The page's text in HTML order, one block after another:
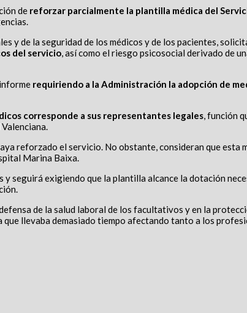
de reforzar parcialmente la plantilla médica del
y de la seguridad de los médicos y de los pacientes,
del servicio, así como el riesgo psicosocial derivado de
requiriendo a la Administración la adopción de
corresponde a sus representantes legales, función
reforzado el servicio. No obstante, consideran que esta
Marina Baixa.
seguirá exigiendo que la plantilla alcance la dotación
de la salud laboral de los facultativos y en la
que llevaba demasiado tiempo afectando tanto a los